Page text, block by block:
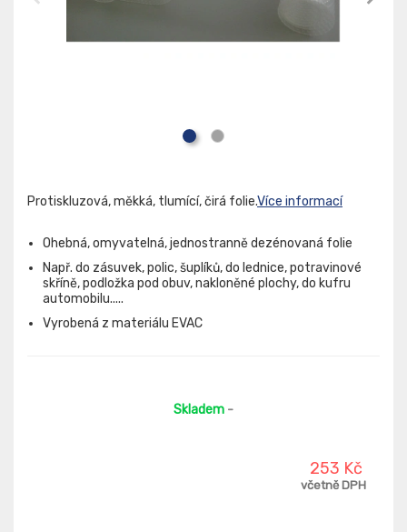
Protiskluzová, měkká, tlumící, čirá folie.Více informací
Ohebná, omyvatelná, jednostranně dezénovaná folie
Např. do zásuvek, polic, šuplíků, do lednice, potravinové
skříně, podložka pod obuv, nakloněné plochy, do kufru
automobilu.....
Vyrobená z materiálu EVAC
Skladem -
253 Kč
včetně DPH